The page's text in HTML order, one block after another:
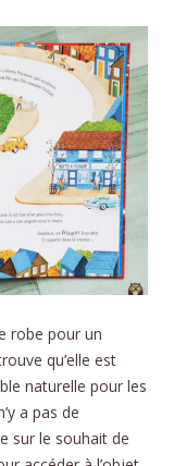
robe pour un
qu’elle est
naturelle pour les
a pas de
sur le souhait de